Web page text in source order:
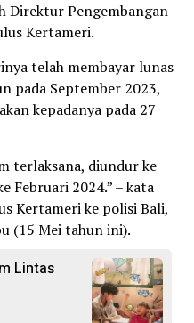
Direktur Pengembangan
Kertameri.
telah membayar lunas
pada September 2023,
kepadanya pada 27
terlaksana, diundur ke
Februari 2024.” – kata
Kertameri ke polisi Bali,
(15 Mei tahun ini).
Lintas